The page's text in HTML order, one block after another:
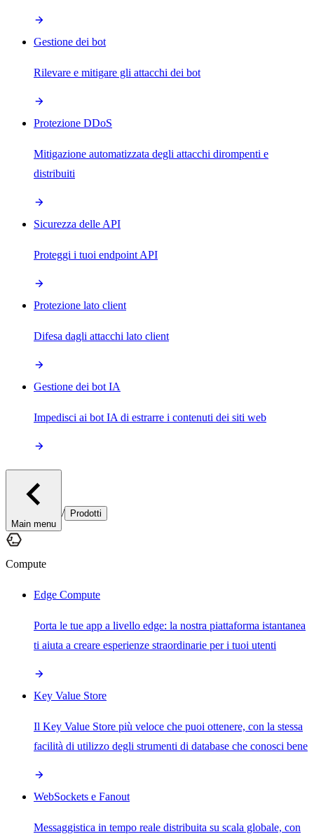
Gestione dei bot
Rilevare e mitigare gli attacchi dei bot
Protezione DDoS
Mitigazione automatizzata degli attacchi dirompenti e
distribuiti
Sicurezza delle API
Proteggi i tuoi endpoint API
Protezione lato client
Difesa dagli attacchi lato client
Gestione dei bot IA
Impedisci ai bot IA di estrarre i contenuti dei siti web
Main menu
/ Prodotti
Compute
Edge Compute
Porta le tue app a livello edge: la nostra piattaforma istantanea
ti aiuta a creare esperienze straordinarie per i tuoi utenti
Key Value Store
Il Key Value Store più veloce che puoi ottenere, con la stessa
facilità di utilizzo degli strumenti di database che conosci bene
WebSockets e Fanout
Messaggistica in tempo reale distribuita su scala globale, con